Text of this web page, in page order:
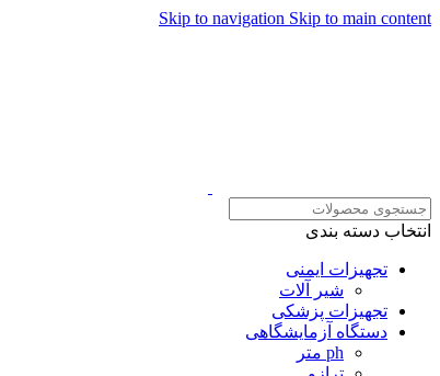
Skip to navigation Skip to main content
انتخاب دسته بندی
تجهیزات ایمنی
شیر آلات
تجهیزات پزشکی
دستگاه آزمایشگاهی
ph متر